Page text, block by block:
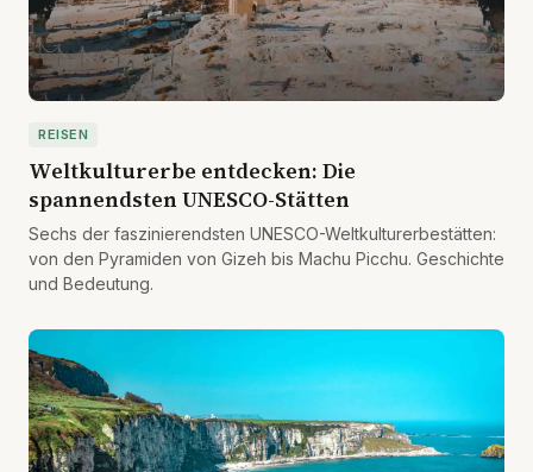
REISEN
Weltkulturerbe entdecken: Die
spannendsten UNESCO-Stätten
Sechs der faszinierendsten UNESCO-Weltkulturerbestätten:
von den Pyramiden von Gizeh bis Machu Picchu. Geschichte
und Bedeutung.